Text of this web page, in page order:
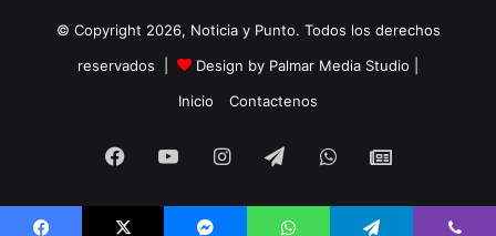
© Copyright 2026, Noticia y Punto. Todos los derechos
reservados |
Design by Palmar Media Studio
Inicio
Contactenos
Facebook
YouTubeInstagramTelegramWhatsApp
Google
Noticias